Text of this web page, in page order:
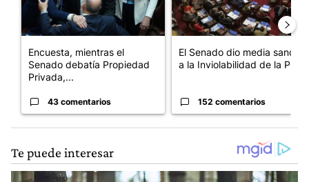
Encuesta, mientras el
Senado debatía Propiedad
Privada,...
43 comentarios
El Senado dio media sanción
a la Inviolabilidad de la P...
152 comentarios